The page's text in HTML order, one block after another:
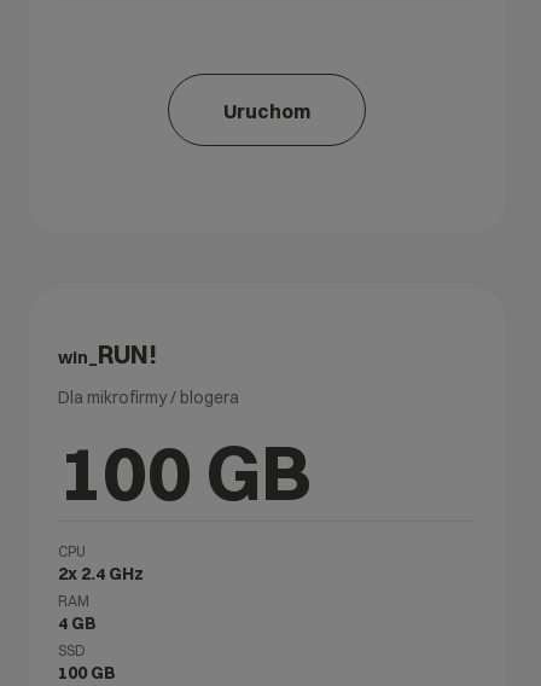
Uruchom
win_ RUN!
Dla mikrofirmy / blogera
100 GB
CPU
2x 2.4 GHz
RAM
4 GB
SSD
100 GB